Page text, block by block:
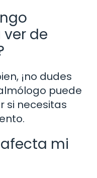
de
¡no dudes
puede
si necesitas
mi